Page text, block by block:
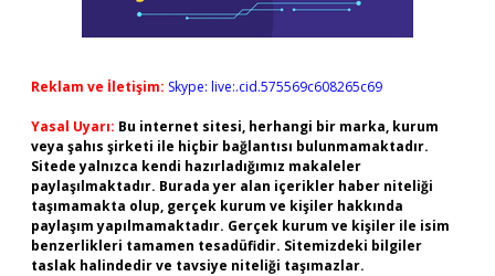
Reklam ve İletişim: Skype: live:.cid.575569c608265c69
Yasal Uyarı: Bu internet sitesi, herhangi bir marka, kurum
veya şahıs şirketi ile hiçbir bağlantısı bulunmamaktadır.
Sitede yalnızca kendi hazırladığımız makaleler
paylaşılmaktadır. Burada yer alan içerikler haber niteliği
taşımamakta olup, gerçek kurum ve kişiler hakkında
paylaşım yapılmamaktadır. Gerçek kurum ve kişiler ile isim
benzerlikleri tamamen tesadüfidir. Sitemizdeki bilgiler
taslak halindedir ve tavsiye niteliği taşımazlar.